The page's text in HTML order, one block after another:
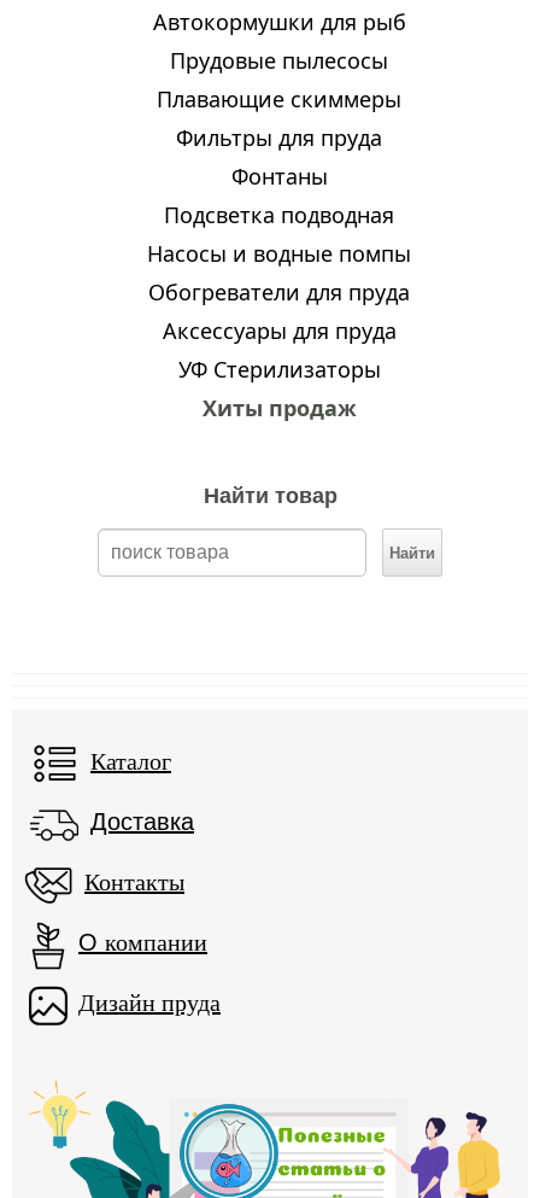
Автокормушки для рыб
Прудовые пылесосы
Плавающие скиммеры
Фильтры для пруда
Фонтаны
Подсветка подводная
Насосы и водные помпы
Обогреватели для пруда
Аксессуары для пруда
УФ Стерилизаторы
Хиты продаж
Найти товар
Каталог
Доставка
Контакты
О компании
Дизайн пруда